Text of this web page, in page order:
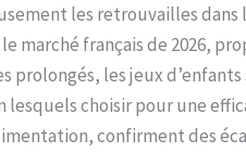
les retrouvailles dans
marché français de 2026,
prolongés, les jeux
lesquels choisir pour une
confirment des